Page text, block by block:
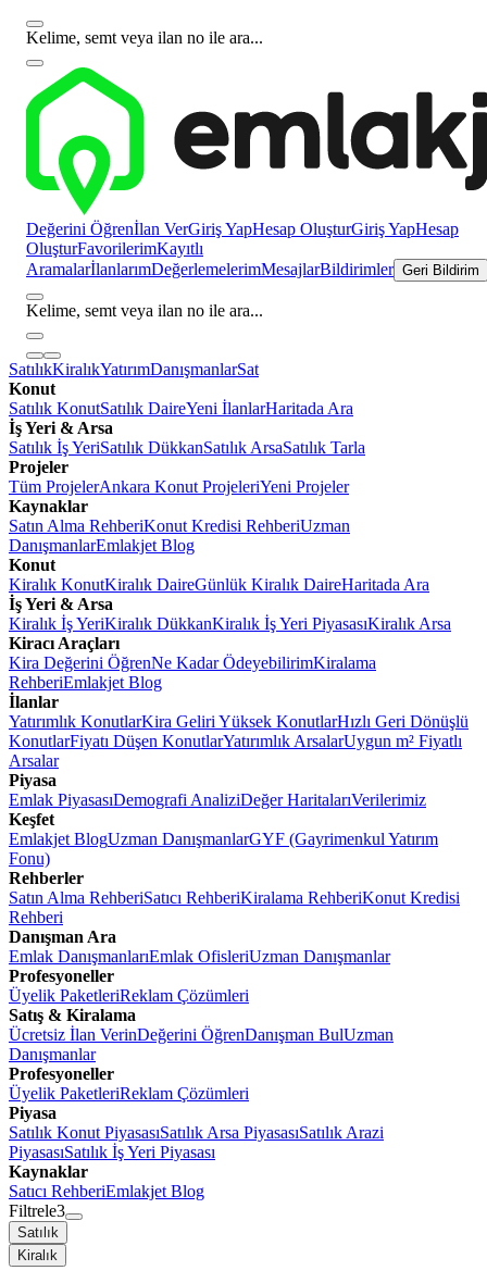
Kelime, semt veya ilan no ile ara...
Değerini Öğrenİlan VerGiriş YapHesap OluşturGiriş YapHesap
OluşturFavorilerimKayıtlı
AramalarİlanlarımDeğerlemelerimMesajlarBildirimler Geri Bildirim
Kelime, semt veya ilan no ile ara...
SatılıkKiralıkYatırımDanışmanlarSat
Konut
Satılık KonutSatılık DaireYeni İlanlarHaritada Ara
İş Yeri & Arsa
Satılık İş YeriSatılık DükkanSatılık ArsaSatılık Tarla
Projeler
Tüm ProjelerAnkara Konut ProjeleriYeni Projeler
Kaynaklar
Satın Alma RehberiKonut Kredisi RehberiUzman
DanışmanlarEmlakjet Blog
Konut
Kiralık KonutKiralık DaireGünlük Kiralık DaireHaritada Ara
İş Yeri & Arsa
Kiralık İş YeriKiralık DükkanKiralık İş Yeri PiyasasıKiralık Arsa
Kiracı Araçları
Kira Değerini ÖğrenNe Kadar ÖdeyebilirimKiralama
RehberiEmlakjet Blog
İlanlar
Yatırımlık KonutlarKira Geliri Yüksek KonutlarHızlı Geri Dönüşlü
KonutlarFiyatı Düşen KonutlarYatırımlık ArsalarUygun m² Fiyatlı
Arsalar
Piyasa
Emlak PiyasasıDemografi AnaliziDeğer HaritalarıVerilerimiz
Keşfet
Emlakjet BlogUzman DanışmanlarGYF (Gayrimenkul Yatırım
Fonu)
Rehberler
Satın Alma RehberiSatıcı RehberiKiralama RehberiKonut Kredisi
Rehberi
Danışman Ara
Emlak DanışmanlarıEmlak OfisleriUzman Danışmanlar
Profesyoneller
Üyelik PaketleriReklam Çözümleri
Satış & Kiralama
Ücretsiz İlan VerinDeğerini ÖğrenDanışman BulUzman
Danışmanlar
Profesyoneller
Üyelik PaketleriReklam Çözümleri
Piyasa
Satılık Konut PiyasasıSatılık Arsa PiyasasıSatılık Arazi
PiyasasıSatılık İş Yeri Piyasası
Kaynaklar
Satıcı RehberiEmlakjet Blog
Filtrele3
Satılık
Kiralık